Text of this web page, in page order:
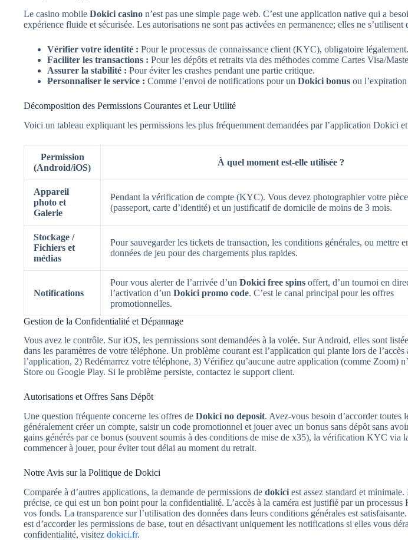
Le casino mobile Dokici casino n’est pas une simple page web. C’est une application native qui a
expérience fluide et sécurisée. Les autorisations ne sont pas activées en permanence; elles ne
Vérifier votre identité : Pour le processus de connaissance client (KYC), obligatoire légalement.
Faciliter les transactions : Pour les dépôts et retraits via des méthodes comme Cartes Visa/
Assurer la stabilité : Pour éviter les crashes pendant une partie critique.
Personnaliser le service : Comme l’envoi de notifications pour un Dokici bonus ou
Décomposition des Permissions Courantes et Leur Utilité
Voici un tableau expliquant les permissions les plus fréquemment demandées par l’application Dokici
Permission
(Android/iOS)
À quel moment est-elle utilisée ?
Appareil
photo et
Galerie
Pendant la vérification de compte (KYC). Vous devez photographier votre
(passeport, carte d’identité) et un justificatif de domicile de moins de 3 mois.
Stockage /
Fichiers et
médias
Pour sauvegarder les tickets de transaction, les conditions générales, ou mettre
données de jeu pour des chargements plus rapides.
Notifications
Pour vous alerter de l’arrivée d’un Dokici free spins offert, d’un tournoi en
l’activation d’un Dokici promo code. C’est le canal principal pour les offres
promotionnelles.
Gestion de la Confidentialité et Dépannage
Vous avez le contrôle. Sur iOS, les permissions sont demandées à la volée. Sur Android, elles sont
dans les paramètres de votre téléphone. Un problème courant est l’application qui plante lors de
l’application, 2) Redémarrez votre téléphone, 3) Vérifiez qu’aucune autre application (comme Zoom)
Store ou Google Play. Si le problème persiste, contactez le support client.
Autorisations et Offres Sans Dépôt
Une question fréquente concerne les offres de Dokici no deposit. Avez-vous besoin d’accorder toutes
généralement créer un compte, saisir un code promotionnel et jouer avec un bonus sans dépôt sans
gains générés par ce bonus (souvent soumis à des conditions de mise de x35), la vérification KYC
commencer à jouer, pour éviter tout délai au moment du retrait.
Notre Avis sur la Politique de Dokici
Comparée à d’autres applications, la demande de permissions de dokici est assez standard et
précise, ce qui est un bon point pour la confidentialité. L’accès à la caméra est justifié par un
vos fonds. La transparence sur l’utilisation des données dans leurs conditions générales est
est d’accorder les permissions de base, tout en désactivant uniquement les notifications si elles vous
confidentialité, visitez dokici.fr.